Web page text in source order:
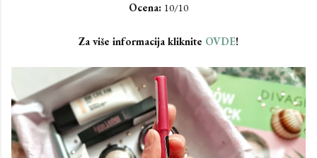
Ocena: 10/10
Za više informacija kliknite OVDE!